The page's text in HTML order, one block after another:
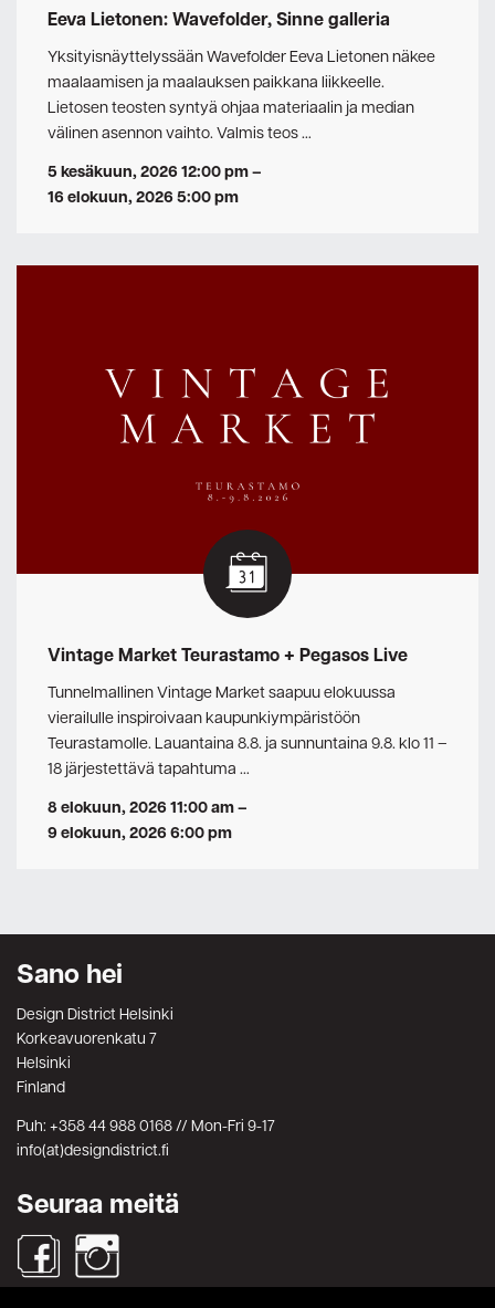
Eeva Lietonen: Wavefolder, Sinne galleria
Yksityisnäyttelyssään Wavefolder Eeva Lietonen näkee
maalaamisen ja maalauksen paikkana liikkeelle.
Lietosen teosten syntyä ohjaa materiaalin ja median
välinen asennon vaihto. Valmis teos …
5 kesäkuun, 2026 12:00 pm–
16 elokuun, 2026 5:00 pm
Vintage Market Teurastamo + Pegasos Live
Tunnelmallinen Vintage Market saapuu elokuussa
vierailulle inspiroivaan kaupunkiympäristöön
Teurastamolle. Lauantaina 8.8. ja sunnuntaina 9.8. klo 11 –
18 järjestettävä tapahtuma …
8 elokuun, 2026 11:00 am–
9 elokuun, 2026 6:00 pm
Sano hei
Design District Helsinki
Korkeavuorenkatu 7
Helsinki
Finland
Puh: +358 44 988 0168 // Mon-Fri 9-17
info(at)designdistrict.fi
Seuraa meitä